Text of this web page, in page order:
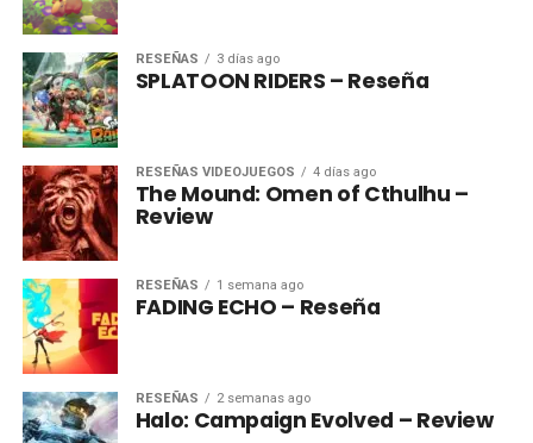
RESEÑAS 3 días ago
SPLATOON RIDERS – Reseña
RESEÑAS VIDEOJUEGOS 4 días ago
The Mound: Omen of Cthulhu –
Review
RESEÑAS 1 semana ago
FADING ECHO – Reseña
RESEÑAS 2 semanas ago
Halo: Campaign Evolved – Review